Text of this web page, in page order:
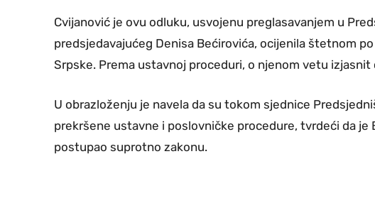
Cvijanović je ovu odluku, usvojenu preglasavanjem u
predsjedavajućeg Denisa Bećirovića, ocijenila štetnom
Srpske. Prema ustavnoj proceduri, o njenom vetu
U obrazloženju je navela da su tokom sjednice
prekršene ustavne i poslovničke procedure, tvrdeći da je
postupao suprotno zakonu.